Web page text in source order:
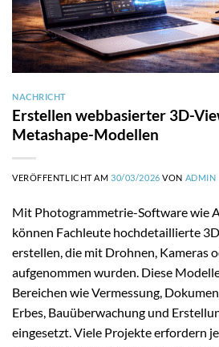
NACHRICHT
Erstellen webbasierter 3D-
Metashape-Modellen
VERÖFFENTLICHT AM30/03/2026 VON ADMIN
Mit Photogrammetrie-Software wie
können Fachleute hochdetaillierte
erstellen, die mit Drohnen, Kameras
aufgenommen wurden. Diese
Bereichen wie Vermessung,
Erbes, Bauüberwachung und
eingesetzt. Viele Projekte erfordern